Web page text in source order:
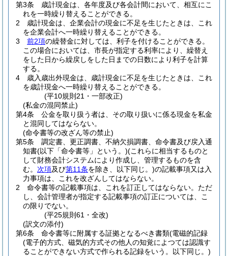
第3条
歳計現金は、各年度及び各会計間において、相互にこ
れを一時繰り替えることができる。
2
歳計現金は、企業会計の現金に不足を生じたときは、これ
を企業会計へ一時繰り替えることができる。
3
前2項の繰替金に対しては、利子を付けることができる。
この場合においては、市長が指定する利率により、繰替え
をした日から繰戻しをした日までの日数により利子を計算
する。
4
歳入歳出外現金は、歳計現金に不足を生じたときは、これ
を歳計現金へ一時繰り替えることができる。
(平10規則21・一部改正)
(私金の混同禁止)
第4条
公金を取り扱う者は、その取り扱いに係る現金を私金
と混同してはならない。
(命令書等の改ざん等の禁止)
第5条
調定書、更正調書、不納欠損調書、命令書及び戻入通
知書(以下「命令書等」という。)(これらに相当するものと
して財務会計システムにより作成し、管理するものを含
む。 次項及び第11条を除き、以下同じ。)の記載事項又は入
力事項は、これを改ざんしてはならない。
2
命令書等の記載事項は、これを訂正してはならない。 ただ
し、会計管理者が指定する記載事項の訂正については、こ
の限りでない。
(平25規則61・全改)
(訳文の添付)
第6条
命令書等に附属する証拠となるべき書類(電磁的記録
(電子的方式、磁気的方式その他人の知覚によつては認識す
ることができない方式で作られる記録をいう。以下同じ。)